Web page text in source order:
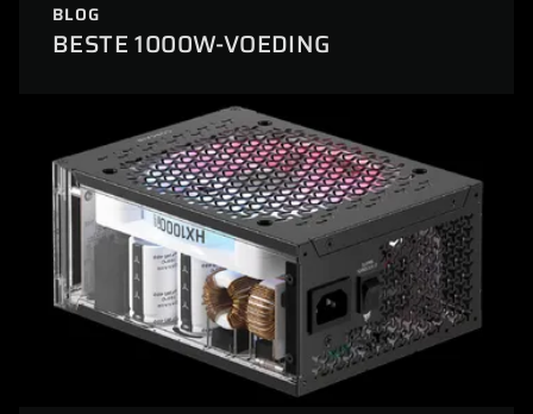
BLOG
BESTE 1000W-VOEDING